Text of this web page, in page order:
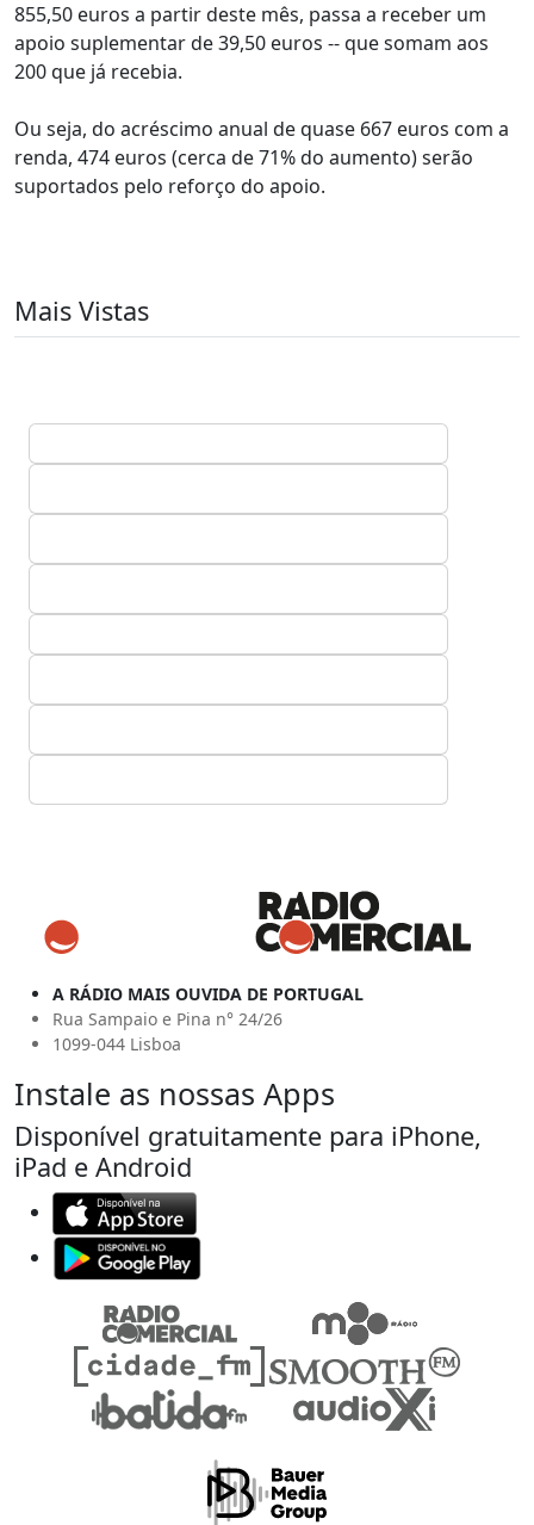
855,50 euros a partir deste mês, passa a receber um
apoio suplementar de 39,50 euros -- que somam aos
200 que já recebia.
Ou seja, do acréscimo anual de quase 667 euros com a
renda, 474 euros (cerca de 71% do aumento) serão
suportados pelo reforço do apoio.
Mais Vistas
A RÁDIO MAIS OUVIDA DE PORTUGAL
Rua Sampaio e Pina n° 24/26
1099-044 Lisboa
Instale as nossas Apps
Disponível gratuitamente para iPhone,
iPad e Android